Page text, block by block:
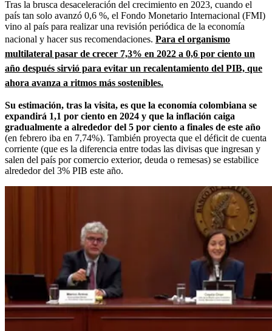
Tras la brusca desaceleración del crecimiento en 2023, cuando el
país tan solo avanzó 0,6 %, el Fondo Monetario Internacional (FMI)
vino al país para realizar una revisión periódica de la economía
nacional y hacer sus recomendaciones. Para el organismo
multilateral pasar de crecer 7,3% en 2022 a 0,6 por ciento un
año después sirvió para evitar un recalentamiento del PIB, que
ahora avanza a ritmos más sostenibles.
Su estimación, tras la visita, es que la economía colombiana se
expandirá 1,1 por ciento en 2024 y que la inflación caiga
gradualmente a alrededor del 5 por ciento a finales de este año
(en febrero iba en 7,74%). También proyecta que el déficit de cuenta
corriente (que es la diferencia entre todas las divisas que ingresan y
salen del país por comercio exterior, deuda o remesas) se estabilice
alrededor del 3% PIB este año.